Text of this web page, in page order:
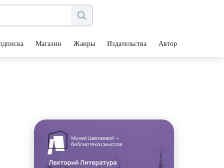
Магазин Жанры Издательства Авторы